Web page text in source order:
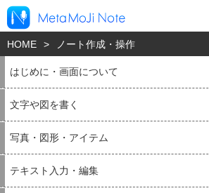
HOME > ノート作成・操作
はじめに・画面について
文字や図を書く
写真・図形・アイテム
テキスト入力・編集